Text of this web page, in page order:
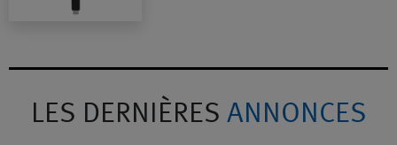
LES DERNIÈRES ANNONCES